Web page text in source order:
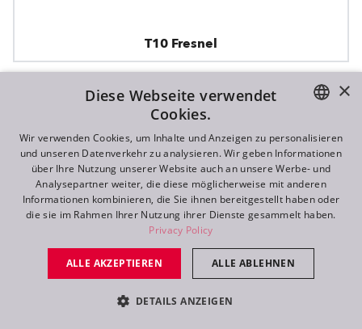
T10 Fresnel
NEU
ENGLISH
FR
RU
×
Diese Webseite verwendet
Cookies.
Wir verwenden Cookies, um Inhalte und Anzeigen zu personalisieren
und unseren Datenverkehr zu analysieren. Wir geben Informationen
über Ihre Nutzung unserer Website auch an unsere Werbe- und
Analysepartner weiter, die diese möglicherweise mit anderen
Informationen kombinieren, die Sie ihnen bereitgestellt haben oder
die sie im Rahmen Ihrer Nutzung ihrer Dienste gesammelt haben.
Privacy Policy
ALLE AKZEPTIEREN ALLE ABLEHNEN
DETAILS ANZEIGEN